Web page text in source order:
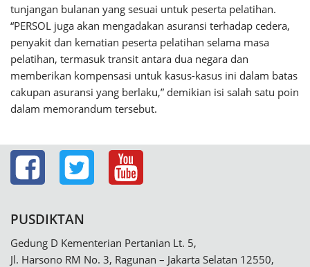
tunjangan bulanan yang sesuai untuk peserta pelatihan.
“PERSOL juga akan mengadakan asuransi terhadap cedera,
penyakit dan kematian peserta pelatihan selama masa
pelatihan, termasuk transit antara dua negara dan
memberikan kompensasi untuk kasus-kasus ini dalam batas
cakupan asuransi yang berlaku,” demikian isi salah satu poin
dalam memorandum tersebut.
PUSDIKTAN
Gedung D Kementerian Pertanian Lt. 5,
Jl. Harsono RM No. 3, Ragunan – Jakarta Selatan 12550,